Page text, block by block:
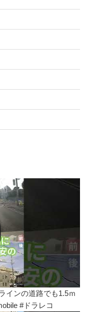
インの道路でも1.5ｍ
#ドラレコ